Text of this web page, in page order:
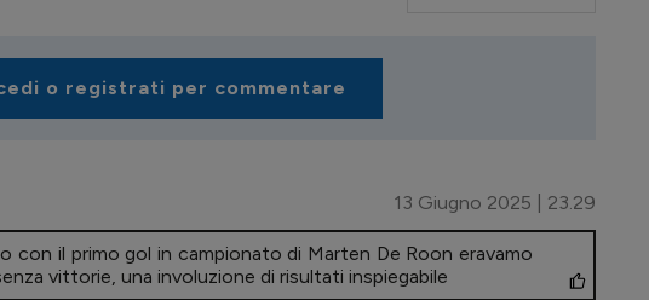
o registrati per commentare
13 Giugno 2025 | 23.29
con il primo gol in campionato di Marten De Roon eravamo
vittorie, una involuzione di risultati inspiegabile